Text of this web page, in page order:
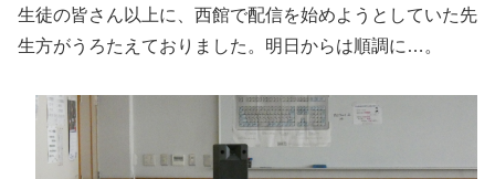
生徒の皆さん以上に、西館で配信を始めようとしていた先
生方がうろたえておりました。明日からは順調に…。